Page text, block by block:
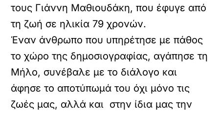
τους Γιάννη Μαθιουδάκη, που έφυγε από
τη ζωή σε ηλικία 79 χρονών.
Έναν άνθρωπο που υπηρέτησε με πάθος
το χώρο της δημοσιογραφίας, αγάπησε τη
Μήλο, συνέβαλε με το διάλογο και
άφησε το αποτύπωμά του όχι μόνο τις
ζωές μας, αλλά και στην ίδια μας την